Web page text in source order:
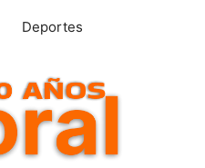
Deportes